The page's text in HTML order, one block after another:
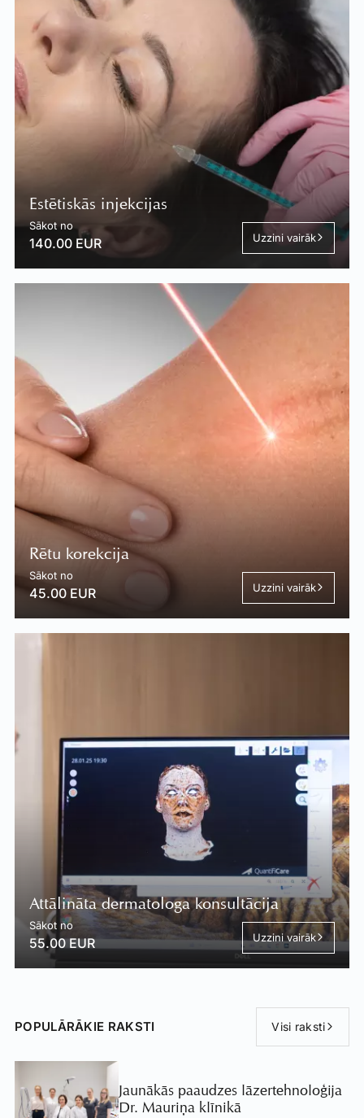
Estētiskās injekcijas
Sākot no
140.00 EUR Uzzini vairāk
Rētu korekcija
Sākot no
45.00 EUR Uzzini vairāk
Attālināta dermatologa konsultācija
Sākot no
55.00 EUR Uzzini vairāk
POPULĀRĀKIE RAKSTI Visi raksti
Jaunākās paaudzes lāzertehnoloģija
Dr. Mauriņa klīnikā